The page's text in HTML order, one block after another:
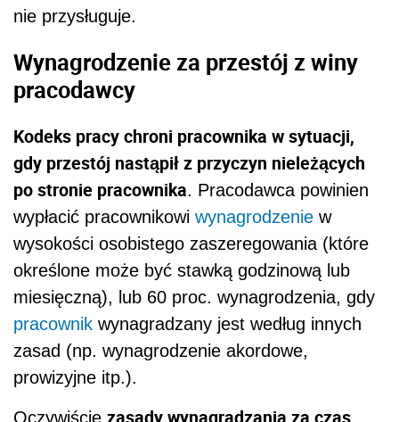
nie przysługuje.
Wynagrodzenie za przestój z winy
pracodawcy
Kodeks pracy chroni pracownika w sytuacji,
gdy przestój nastąpił z przyczyn nieleżących
po stronie pracownika. Pracodawca powinien
wypłacić pracownikowi wynagrodzenie w
wysokości osobistego zaszeregowania (które
określone może być stawką godzinową lub
miesięczną), lub 60 proc. wynagrodzenia, gdy
pracownik wynagradzany jest według innych
zasad (np. wynagrodzenie akordowe,
prowizyjne itp.).
Oczywiście zasady wynagradzania za czas